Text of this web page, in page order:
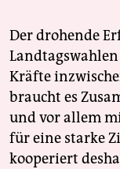
Der drohende
Kräfte
braucht es
und vor allem
für eine starke
kooperiert